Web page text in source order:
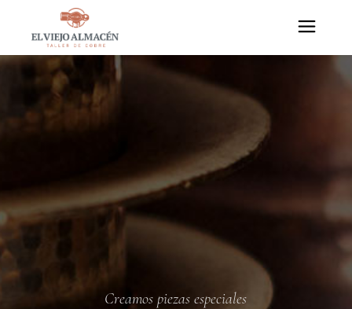
content
Creamos piezas especiales